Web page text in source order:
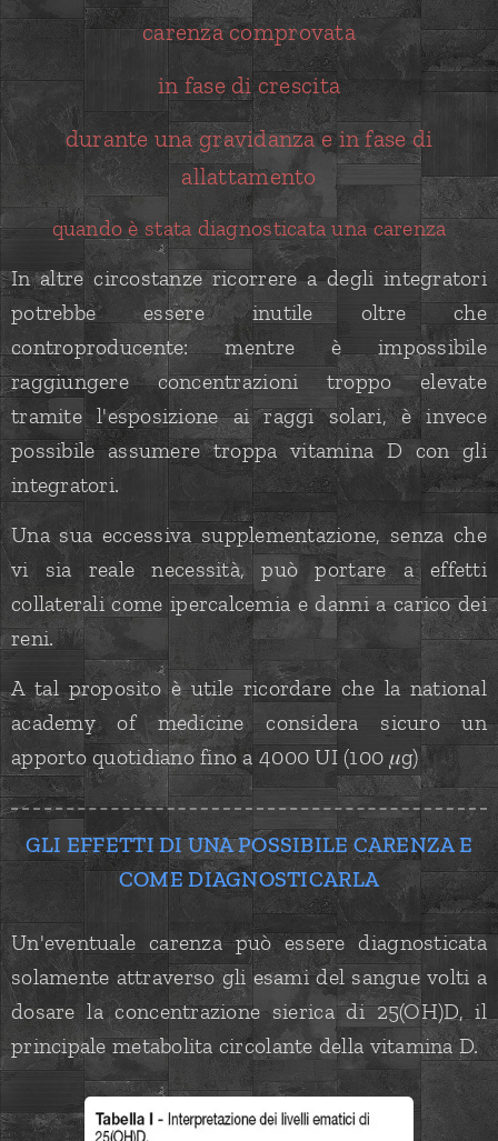
carenza comprovata
in fase di crescita
durante una gravidanza e in fase di
allattamento
quando è stata diagnosticata una carenza
In altre circostanze ricorrere a degli integratori
potrebbe essere inutile oltre che
controproducente: mentre è impossibile
raggiungere concentrazioni troppo elevate
tramite l'esposizione ai raggi solari, è invece
possibile assumere troppa vitamina D con gli
integratori.
Una sua eccessiva supplementazione, senza che
vi sia reale necessità, può portare a effetti
collaterali come ipercalcemia e danni a carico dei
reni.
A tal proposito è utile ricordare che la national
academy of medicine considera sicuro un
apporto quotidiano fino a 4000 UI (100 𝜇g)
GLI EFFETTI DI UNA POSSIBILE CARENZA E
COME DIAGNOSTICARLA
Un'eventuale carenza può essere diagnosticata
solamente attraverso gli esami del sangue volti a
dosare la concentrazione sierica di 25(OH)D, il
principale metabolita circolante della vitamina D.